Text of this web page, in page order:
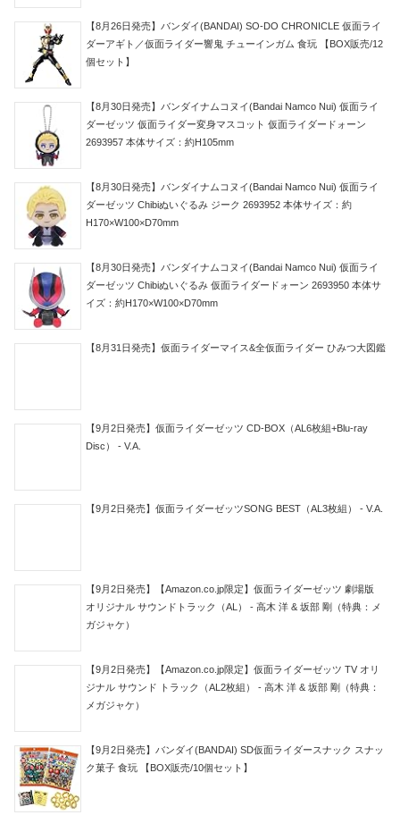
【8月26日発売】バンダイ(BANDAI) SO-DO CHRONICLE 仮面ライ
ダーアギト／仮面ライダー響鬼 チューインガム 食玩 【BOX販売/12
個セット】
【8月30日発売】バンダイナムコヌイ(Bandai Namco Nui) 仮面ライ
ダーゼッツ 仮面ライダー変身マスコット 仮面ライダードォーン
2693957 本体サイズ：約H105mm
【8月30日発売】バンダイナムコヌイ(Bandai Namco Nui) 仮面ライ
ダーゼッツ Chibiぬいぐるみ ジーク 2693952 本体サイズ：約
H170×W100×D70mm
【8月30日発売】バンダイナムコヌイ(Bandai Namco Nui) 仮面ライ
ダーゼッツ Chibiぬいぐるみ 仮面ライダードォーン 2693950 本体サ
イズ：約H170×W100×D70mm
【8月31日発売】仮面ライダーマイス&全仮面ライダー ひみつ大図鑑
【9月2日発売】仮面ライダーゼッツ CD-BOX（AL6枚組+Blu-ray
Disc） - V.A.
【9月2日発売】仮面ライダーゼッツSONG BEST（AL3枚組） - V.A.
【9月2日発売】【Amazon.co.jp限定】仮面ライダーゼッツ 劇場版
オリジナル サウンドトラック（AL） - 高木 洋 & 坂部 剛（特典：メ
ガジャケ）
【9月2日発売】【Amazon.co.jp限定】仮面ライダーゼッツ TV オリ
ジナル サウンド トラック（AL2枚組） - 高木 洋 & 坂部 剛（特典：
メガジャケ）
【9月2日発売】バンダイ(BANDAI) SD仮面ライダースナック スナッ
ク菓子 食玩 【BOX販売/10個セット】